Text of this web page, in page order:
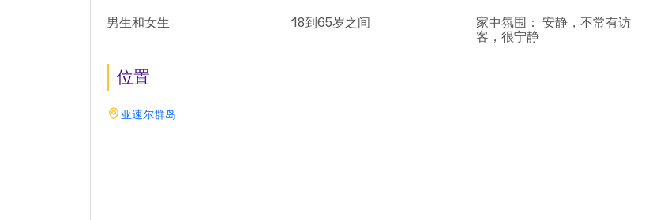
男生和女生 18到65岁之间
家中氛围： 安静，不常有访
客，很宁静
位置
亚速尔群岛